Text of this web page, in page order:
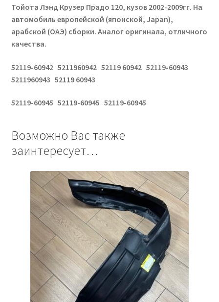
Тойота Лэнд Крузер Прадо 120, кузов 2002-2009гг. На
автомобиль европейской (японской, Japan),
арабской (ОАЭ) сборки. Аналог оригинала, отличного
качества.
52119-60942 5211960942 52119 60942 52119-60943
5211960943 52119 60943
52119-60945 52119-60945 52119-60945
Возможно Вас также
заинтересует…